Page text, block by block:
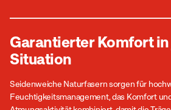
Garantierter Komfort
Situation
Seidenweiche Naturfasern sorgen für
Feuchtigkeitsmanagement, das Komfort